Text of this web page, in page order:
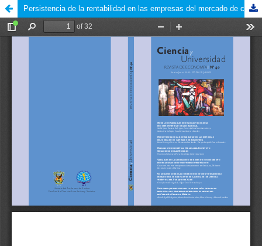
Persistencia de la rentabilidad en las empresas del mercado de capitales de Argentina